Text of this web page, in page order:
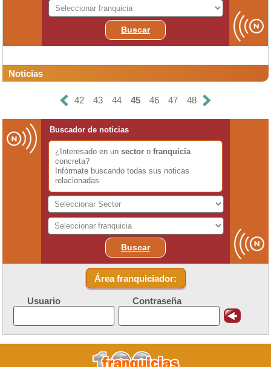
Buscar
Noticias
42 43 44 45 46 47 48
Buscador de noticias
¿Interesado en un sector o franquicia
concreta?
Infórmate buscando todas sus noticas
relacionadas
Buscar
Área franquiciador:
Usuario Contraseña